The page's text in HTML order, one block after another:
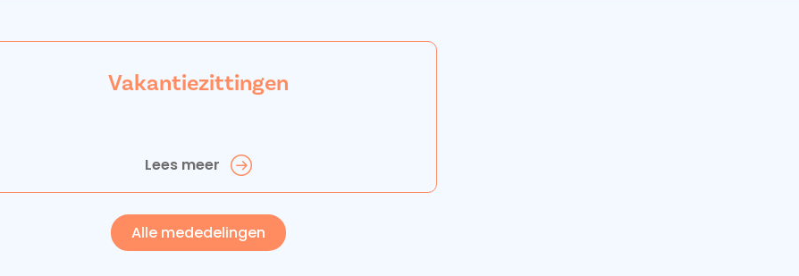
Vakantiezittingen
Lees meer
Alle mededelingen